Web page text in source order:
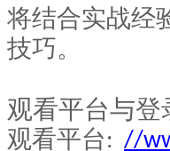
将结合实战经
技巧。
观看平台与
观看平台: //